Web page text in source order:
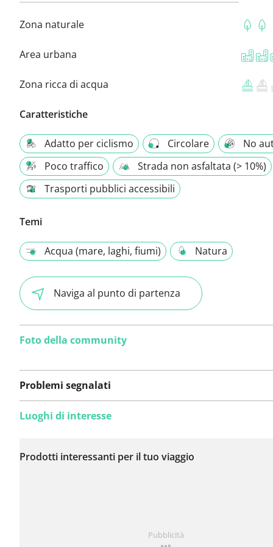
Zona naturale
Area urbana
Zona ricca di acqua
Caratteristiche
Adatto per ciclismo Circolare
No
Poco traffico
Strada non asfaltata (> 10%)
Trasporti pubblici accessibili
Temi
Acqua (mare, laghi, fiumi) Natura
Naviga al punto di partenza
Foto della community
Problemi segnalati
segnalati problemi su
Luoghi di interesse
Prodotti interessanti per il tuo viaggio
Pubblicità